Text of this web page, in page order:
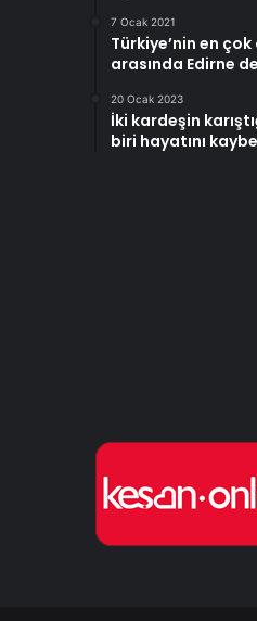
7 Ocak 2021
Türkiye’nin en
arasında Edirne
20 Ocak 2023
İki kardeşin
biri hayatını